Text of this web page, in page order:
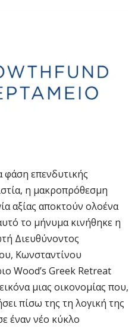
φάση επενδυτικής
η μακροπρόθεσμη
αξίας αποκτούν ολοένα
το μήνυμα κινήθηκε η
Διευθύνοντος
Κωνσταντίνου
Wood’s Greek Retreat
μιας οικονομίας που,
πίσω της τη λογική της
έναν νέο κύκλο